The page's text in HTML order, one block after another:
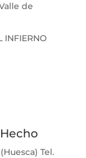
de
INFIERNO
Tel.